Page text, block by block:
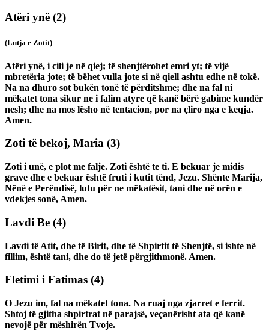
Atëri ynë (2)
(Lutja e Zotit)
Atëri ynë, i cili je në qiej; të shenjtërohet emri yt; të vijë
mbretëria jote; të bëhet vulla jote si në qiell ashtu edhe në tokë.
Na na dhuro sot bukën tonë të përditshme; dhe na fal ni
mëkatet tona sikur ne i falim atyre që kanë bërë gabime kundër
nesh; dhe na mos lësho në tentacion, por na çliro nga e keqja.
Amen.
Zoti të bekoj, Maria (3)
Zoti i unë, e plot me falje. Zoti është te ti. E bekuar je midis
grave dhe e bekuar është fruti i kutit tënd, Jezu. Shënte Marija,
Nënë e Perëndisë, lutu për ne mëkatësit, tani dhe në orën e
vdekjes sonë, Amen.
Lavdi Be (4)
Lavdi të Atit, dhe të Birit, dhe të Shpirtit të Shenjtë, si ishte në
fillim, është tani, dhe do të jetë përgjithmonë. Amen.
Fletimi i Fatimas (4)
O Jezu im, fal na mëkatet tona. Na ruaj nga zjarret e ferrit.
Shtoj të gjitha shpirtrat në parajsë, veçanërisht ata që kanë
nevojë për mëshirën Tvoje.